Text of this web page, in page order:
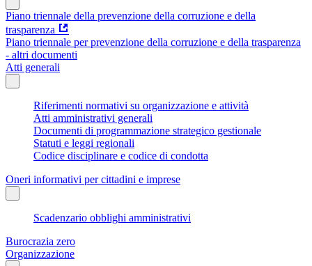
Piano triennale della prevenzione della corruzione e della
trasparenza
Piano triennale per prevenzione della corruzione e della trasparenza
- altri documenti
Atti generali
Riferimenti normativi su organizzazione e attività
Atti amministrativi generali
Documenti di programmazione strategico gestionale
Statuti e leggi regionali
Codice disciplinare e codice di condotta
Oneri informativi per cittadini e imprese
Scadenzario obblighi amministrativi
Burocrazia zero
Organizzazione